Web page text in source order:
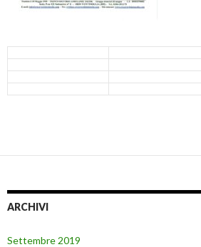
ARCHIVI
Settembre 2019